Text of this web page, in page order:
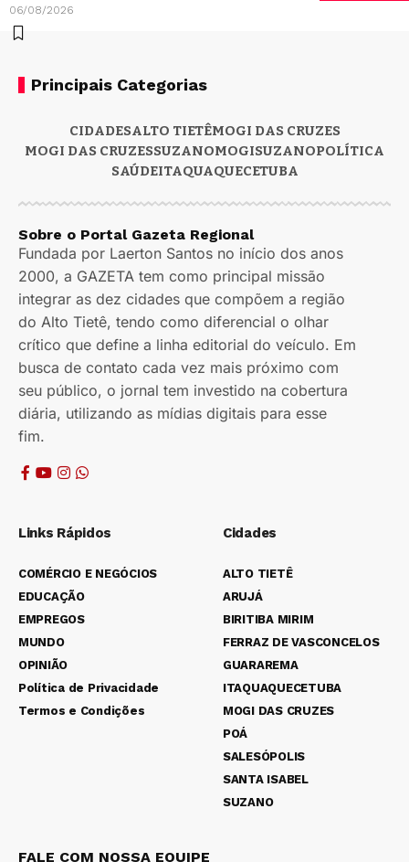
06/08/2026
Principais Categorias
CIDADESALTO TIETÊMOGI DAS CRUZES
MOGI DAS CRUZESSUZANOMOGISUZANOPOLÍTICA
SAÚDEITAQUAQUECETUBA
Sobre o Portal Gazeta Regional
Fundada por Laerton Santos no início dos anos
2000, a GAZETA tem como principal missão
integrar as dez cidades que compõem a região
do Alto Tietê, tendo como diferencial o olhar
crítico que define a linha editorial do veículo. Em
busca de contato cada vez mais próximo com
seu público, o jornal tem investido na cobertura
diária, utilizando as mídias digitais para esse
fim.
Links Rápidos
COMÉRCIO E NEGÓCIOS
EDUCAÇÃO
EMPREGOS
MUNDO
OPINIÃO
Política de Privacidade
Termos e Condições
Cidades
ALTO TIETÊ
ARUJÁ
BIRITIBA MIRIM
FERRAZ DE VASCONCELOS
GUARAREMA
ITAQUAQUECETUBA
MOGI DAS CRUZES
POÁ
SALESÓPOLIS
SANTA ISABEL
SUZANO
FALE COM NOSSA EQUIPE